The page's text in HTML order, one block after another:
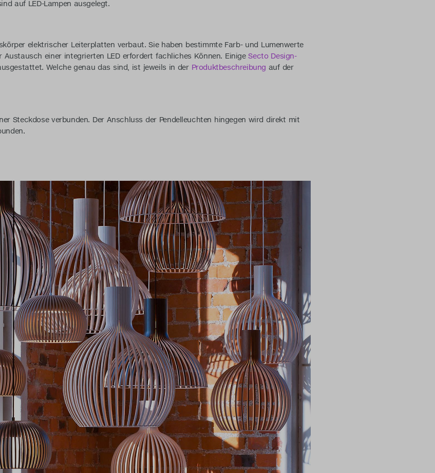
auf LED-Lampen ausgelegt.
elektrischer Leiterplatten verbaut. Sie haben bestimmte Farb- und Lumenwerte
Austausch einer integrierten LED erfordert fachliches Können. EinigeSecto Design-
Welche genau das sind, ist jeweils in der Produktbeschreibung auf der
Steckdose verbunden. Der Anschluss der Pendelleuchten hingegen wird direkt mit